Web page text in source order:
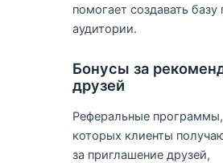
помогает создавать базу
аудитории.
Бонусы за
друзей
Реферальные
которых клиенты
за приглашение друзей,